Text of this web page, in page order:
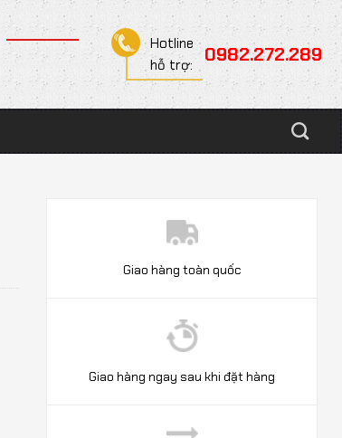
Hotline
hỗ trợ:
0982.272.289
Giao hàng toàn quốc
Giao hàng ngay sau khi đặt hàng